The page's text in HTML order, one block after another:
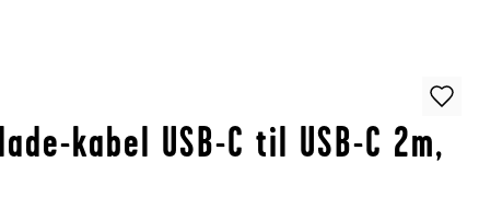
kabel USB-C til USB-C 2m,